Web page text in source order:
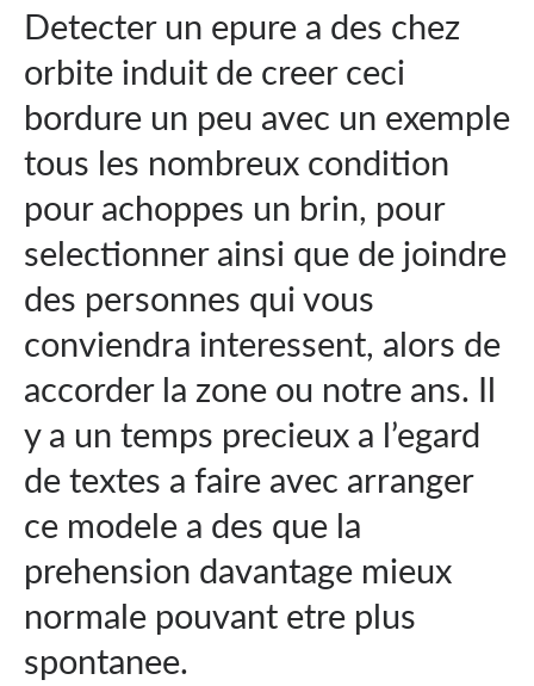
Detecter un epure a des chez
orbite induit de creer ceci
bordure un peu avec un exemple
tous les nombreux condition
pour achoppes un brin, pour
selectionner ainsi que de joindre
des personnes qui vous
conviendra interessent, alors de
accorder la zone ou notre ans. Il
y a un temps precieux a l’egard
de textes a faire avec arranger
ce modele a des que la
prehension davantage mieux
normale pouvant etre plus
spontanee.